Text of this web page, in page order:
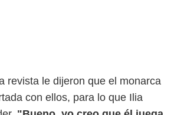
revista le dijeron que el monarca
con ellos, para lo que Ilia